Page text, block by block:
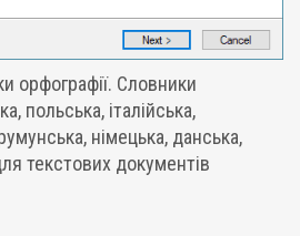
орфографії. Словники
польська, італійська,
німецька, данська,
текстових документів